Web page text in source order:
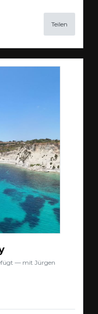
Teilen
— mit Jürgen